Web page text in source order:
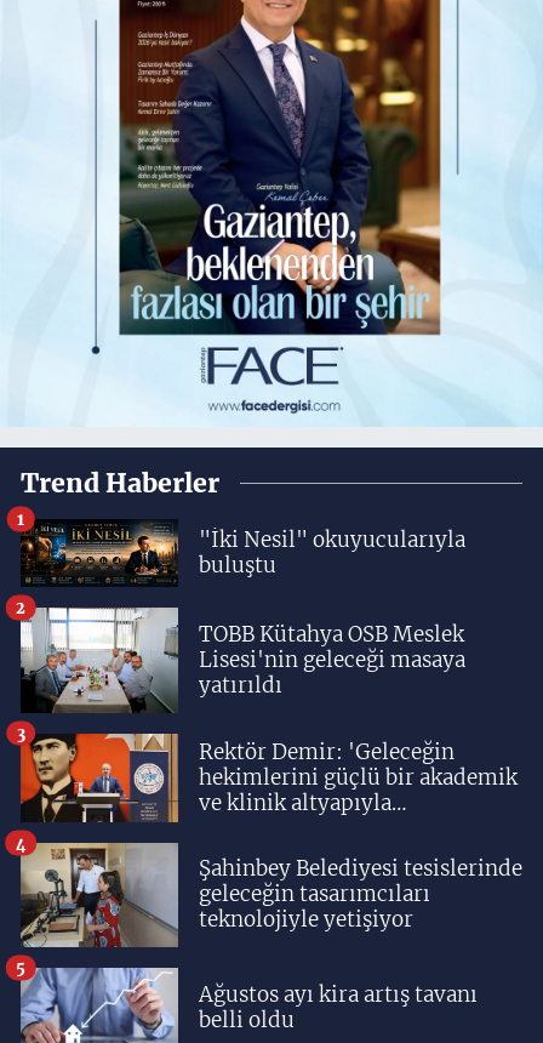
Trend Haberler
"İki Nesil" okuyucularıyla
buluştu
1
TOBB Kütahya OSB Meslek
Lisesi'nin geleceği masaya
yatırıldı
2
Rektör Demir: 'Geleceğin
hekimlerini güçlü bir akademik
ve klinik altyapıyla
3
Şahinbey Belediyesi tesislerinde
geleceğin tasarımcıları
teknolojiyle yetişiyor
4
Ağustos ayı kira artış tavanı
belli oldu
5